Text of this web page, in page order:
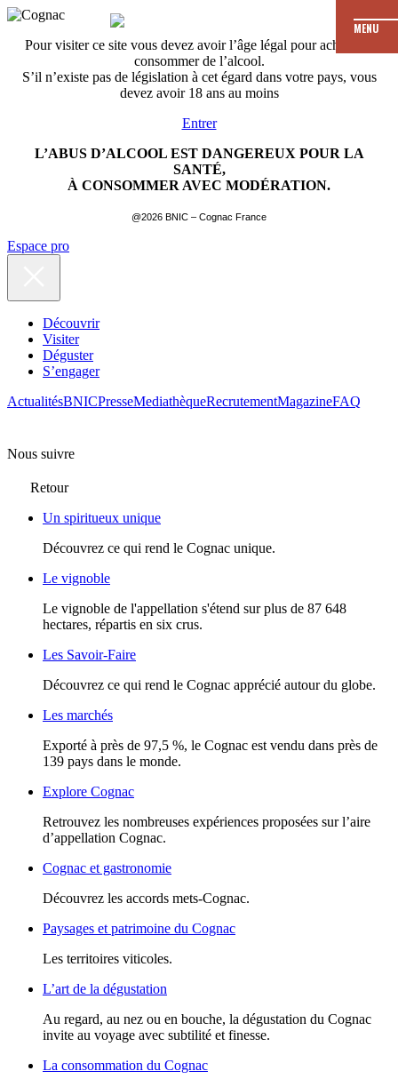
Pour visiter ce site vous devez avoir l’âge légal pour acheter et
consommer de l’alcool.
S’il n’existe pas de législation à cet égard dans votre pays, vous
devez avoir 18 ans au moins
Entrer
L’ABUS D’ALCOOL EST DANGEREUX POUR LA
SANTÉ,
À CONSOMMER AVEC MODÉRATION.
@2026 BNIC – Cognac France
MENU
Espace pro
Découvrir
Visiter
Déguster
S’engager
ActualitésBNICPresseMediathèqueRecrutementMagazineFAQ
Nous suivre
Retour
Un spiritueux unique
Découvrez ce qui rend le Cognac unique.
Le vignoble
Le vignoble de l'appellation s'étend sur plus de 87 648
hectares, répartis en six crus.
Les Savoir-Faire
Découvrez ce qui rend le Cognac apprécié autour du globe.
Les marchés
Exporté à près de 97,5 %, le Cognac est vendu dans près de
139 pays dans le monde.
Explore Cognac
Retrouvez les nombreuses expériences proposées sur l’aire
d’appellation Cognac.
Cognac et gastronomie
Découvrez les accords mets-Cognac.
Paysages et patrimoine du Cognac
Les territoires viticoles.
L’art de la dégustation
Au regard, au nez ou en bouche, la dégustation du Cognac
invite au voyage avec subtilité et finesse.
La consommation du Cognac